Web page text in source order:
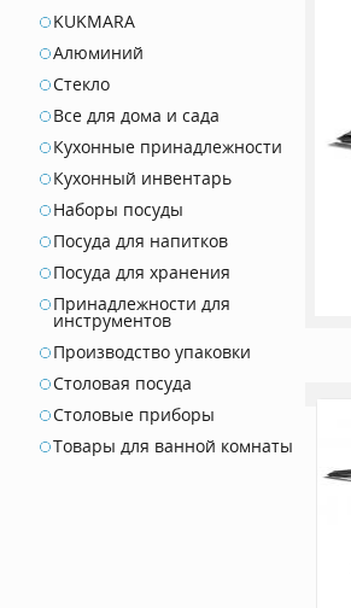
KUKMARA
Алюминий
Стекло
Все для дома и сада
Кухонные принадлежности
Кухонный инвентарь
Наборы посуды
Посуда для напитков
Посуда для хранения
Принадлежности для
инструментов
Производство упаковки
Столовая посуда
Столовые приборы
Товары для ванной комнаты